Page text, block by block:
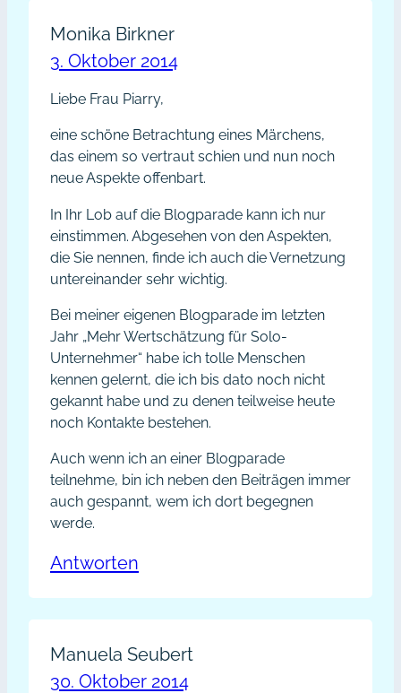
Monika Birkner
3. Oktober 2014
Liebe Frau Piarry,
eine schöne Betrachtung eines Märchens,
das einem so vertraut schien und nun noch
neue Aspekte offenbart.
In Ihr Lob auf die Blogparade kann ich nur
einstimmen. Abgesehen von den Aspekten,
die Sie nennen, finde ich auch die Vernetzung
untereinander sehr wichtig.
Bei meiner eigenen Blogparade im letzten
Jahr „Mehr Wertschätzung für Solo-
Unternehmer“ habe ich tolle Menschen
kennen gelernt, die ich bis dato noch nicht
gekannt habe und zu denen teilweise heute
noch Kontakte bestehen.
Auch wenn ich an einer Blogparade
teilnehme, bin ich neben den Beiträgen immer
auch gespannt, wem ich dort begegnen
werde.
Antworten
Manuela Seubert
30. Oktober 2014